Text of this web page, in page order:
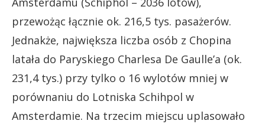
przewożąc łącznie ok. 216,5 tys. pasażerów.
Jednakże, największa liczba osób z Chopina
latała do Paryskiego Charlesa De Gaulle’a (ok.
231,4 tys.) przy tylko o 16 wylotów mniej w
porównaniu do Lotniska Schihpol w
Amsterdamie. Na trzecim miejscu uplasowało